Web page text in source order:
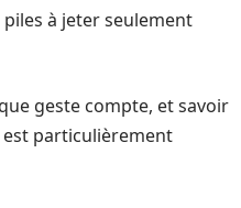
à jeter seulement
geste compte, et savoir
est particulièrement